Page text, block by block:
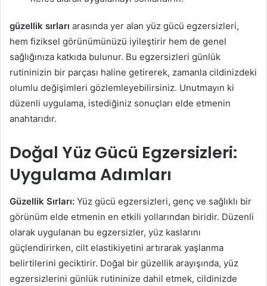
güzellik sırları arasında yer alan yüz gücü egzersizleri,
hem fiziksel görünümünüzü iyileştirir hem de genel
sağlığınıza katkıda bulunur. Bu egzersizleri günlük
rutininizin bir parçası haline getirerek, zamanla cildinizdeki
olumlu değişimleri gözlemleyebilirsiniz. Unutmayın ki
düzenli uygulama, istediğiniz sonuçları elde etmenin
anahtarıdır.
Doğal Yüz Gücü Egzersizleri:
Uygulama Adımları
Güzellik Sırları: Yüz gücü egzersizleri, genç ve sağlıklı bir
görünüm elde etmenin en etkili yollarından biridir. Düzenli
olarak uygulanan bu egzersizler, yüz kaslarını
güçlendirirken, cilt elastikiyetini artırarak yaşlanma
belirtilerini geciktirir. Doğal bir güzellik arayışında, yüz
egzersizlerini günlük rutininize dahil etmek, cildinizde